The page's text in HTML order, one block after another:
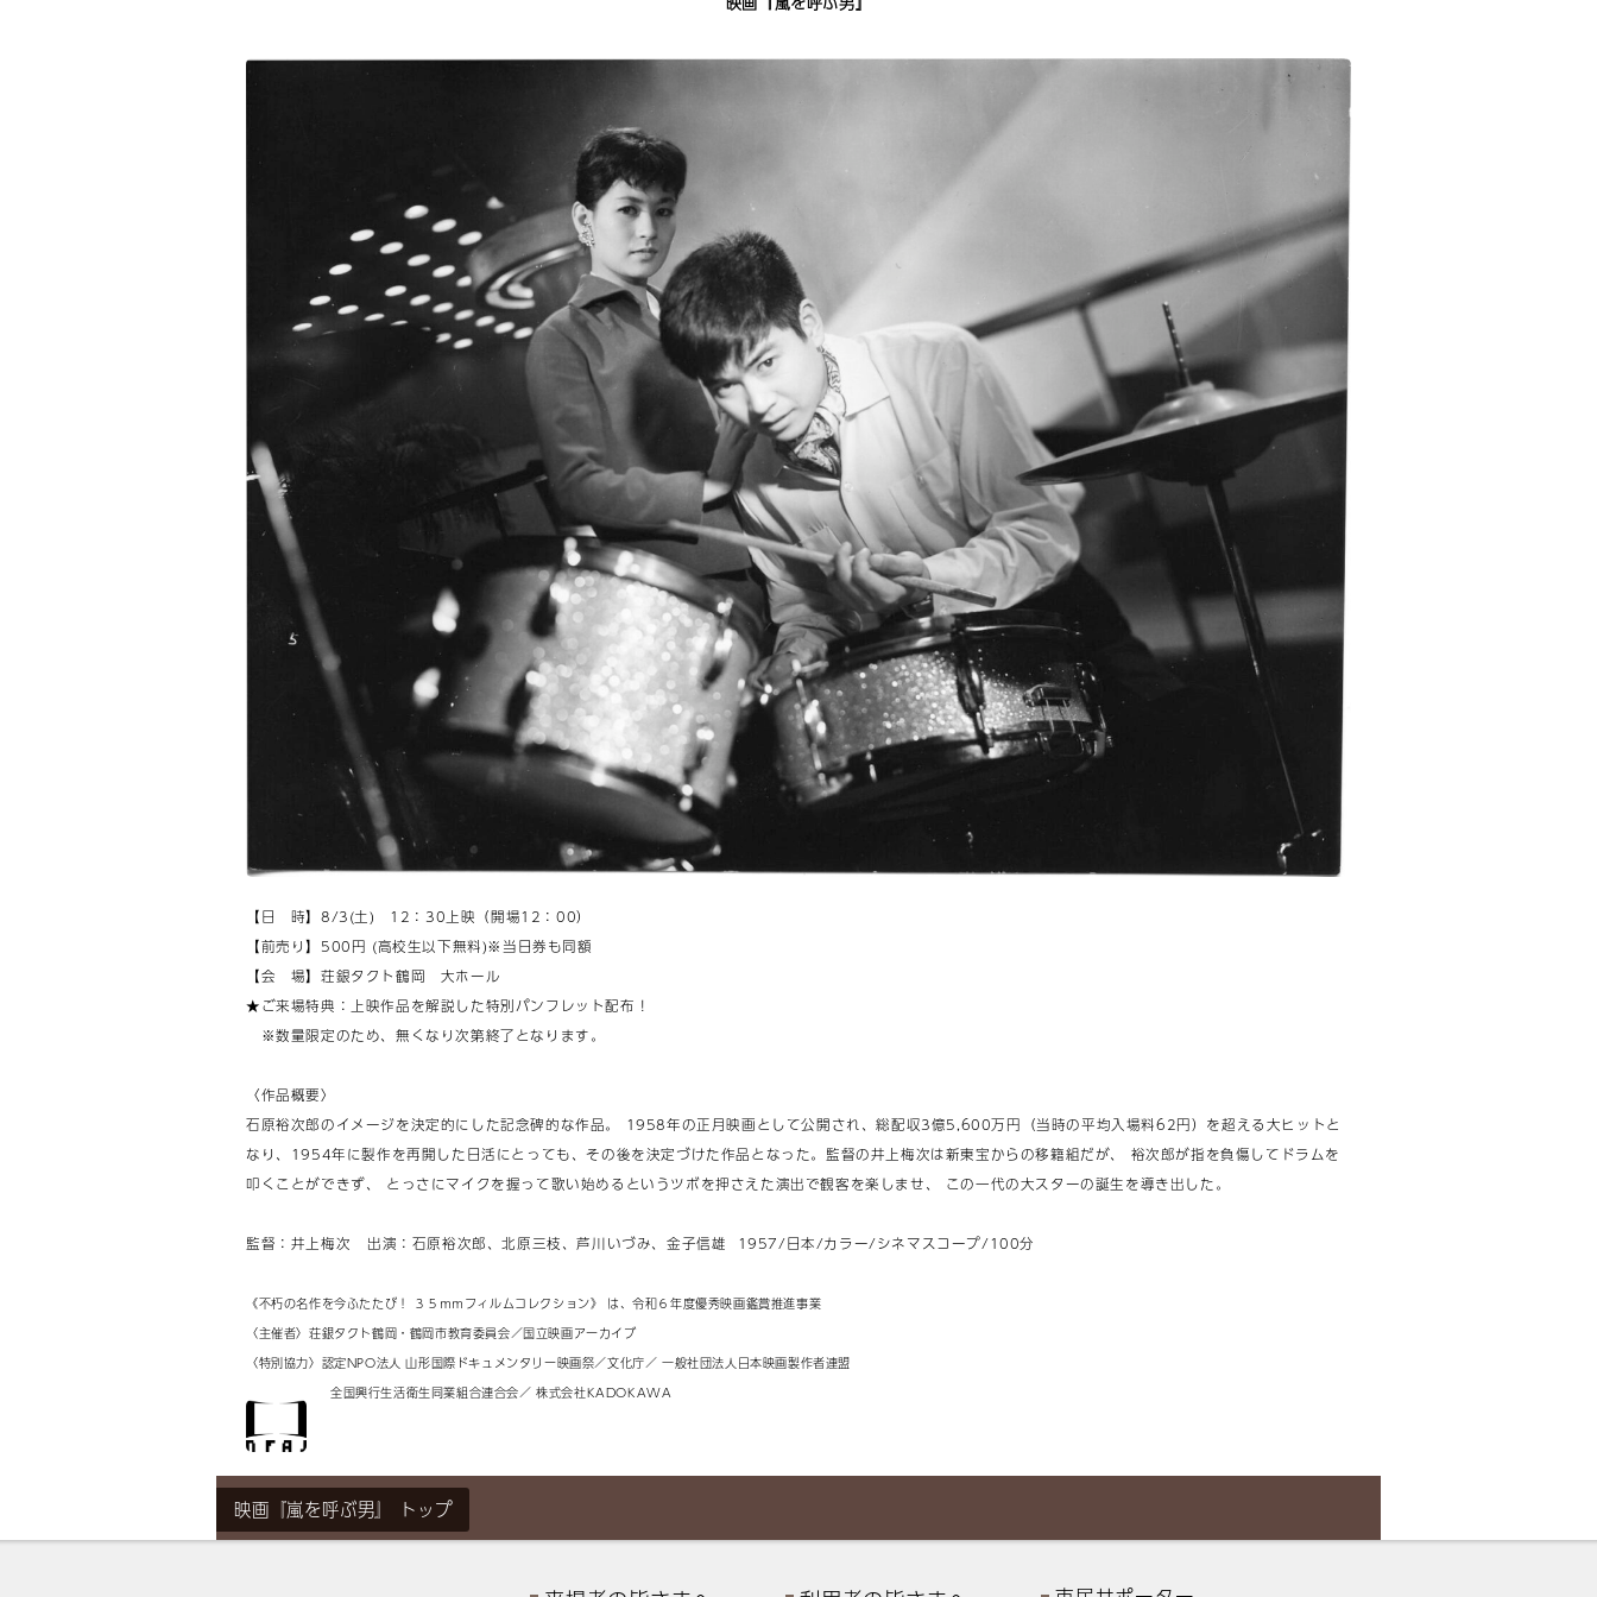
【日 時】8/3(土) 12：30上映（開場12：00）
【前売り】500円 (高校生以下無料)※当日券も同額
【会 場】荘銀タクト鶴岡 大ホール
★ご来場特典：上映作品を解説した特別パンフレット配布！
※数量限定のため、無くなり次第終了となります。
〈作品概要〉
石原裕次郎のイメージを決定的にした記念碑的な作品。 1958年の正月映画として公開され、総配収3億5,600万円（当時の平均入場料62円）を超える大ヒットと
なり、1954年に製作を再開した日活にとっても、その後を決定づけた作品となった。監督の井上梅次は新東宝からの移籍組だが、 裕次郎が指を負傷してドラムを
叩くことができず、 とっさにマイクを握って歌い始めるというツボを押さえた演出で観客を楽しませ、 この一代の大スターの誕生を導き出した。
監督：井上梅次 出演：石原裕次郎、北原三枝、芦川いづみ、金子信雄 1957/日本/カラー/シネマスコープ/100分
《不朽の名作を今ふたたび！ ３５ｍｍフィルムコレクション》 は、令和６年度優秀映画鑑賞推進事業
〈主催者〉荘銀タクト鶴岡・鶴岡市教育委員会／国立映画アーカイブ
〈特別協力〉認定NPO法人 山形国際ドキュメンタリー映画祭／文化庁／ 一般社団法人日本映画製作者連盟
全国興行生活衛生同業組合連合会／ 株式会社KADOKAWA
映画『嵐を呼ぶ男』